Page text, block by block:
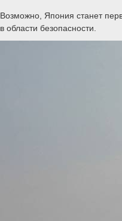
Возможно, Япония станет
в области безопасности.